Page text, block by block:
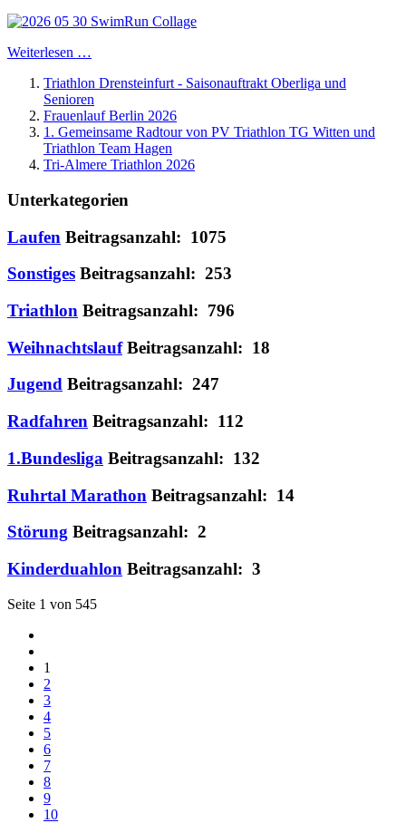
Weiterlesen …
Triathlon Drensteinfurt - Saisonauftrakt Oberliga und
Senioren
Frauenlauf Berlin 2026
1. Gemeinsame Radtour von PV Triathlon TG Witten und
Triathlon Team Hagen
Tri-Almere Triathlon 2026
Unterkategorien
Laufen Beitragsanzahl: 1075
Sonstiges Beitragsanzahl: 253
Triathlon Beitragsanzahl: 796
Weihnachtslauf Beitragsanzahl: 18
Jugend Beitragsanzahl: 247
Radfahren Beitragsanzahl: 112
1.Bundesliga Beitragsanzahl: 132
Ruhrtal Marathon Beitragsanzahl: 14
Störung Beitragsanzahl: 2
Kinderduahlon Beitragsanzahl: 3
Seite 1 von 545
1
2
3
4
5
6
7
8
9
10